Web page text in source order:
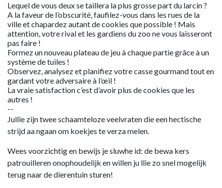
Lequel de vous deux se taillera la plus grosse part du larcin ?
A la faveur de l’obscurité, faufilez-vous dans les rues de la
ville et chapardez autant de cookies que possible ! Mais
attention, votre rival et les gardiens du zoo ne vous laisseront
pas faire !
Formez un nouveau plateau de jeu à chaque partie grâce à un
système de tuiles !
Observez, analysez et planifiez votre casse gourmand tout en
gardant votre adversaire à l’œil !
La vraie satisfaction c’est d’avoir plus de cookies que les
autres !
--
Jullie zijn twee schaamteloze veelvraten die een hectische
strijd aa ngaan om koekjes te verza melen.
Wees voorzichtig en bewijs je sluwhe id: de bewa kers
patrouilleren onophoudelijk en willen ju llie zo snel mogelijk
terug naar de dierentuin sturen!